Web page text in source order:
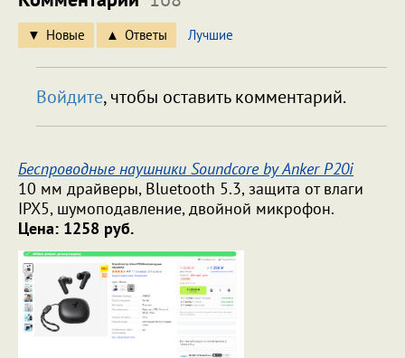
Новые Ответы Лучшие
Войдите, чтобы оставить комментарий.
Беспроводные наушники Soundcore by Anker P20i
10 мм драйверы, Bluetooth 5.3, защита от влаги
IPX5, шумоподавление, двойной микрофон.
Цена: 1258 руб.